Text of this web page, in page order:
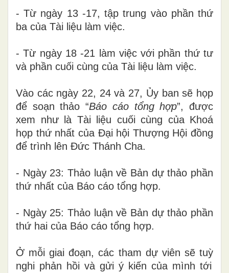
- Từ ngày 13 -17, tập trung vào phần thứ
ba của Tài liệu làm việc.
- Từ ngày 18 -21 làm việc với phần thứ tư
và phần cuối cùng của Tài liệu làm việc.
Vào các ngày 22, 24 và 27, Ủy ban sẽ họp
để soạn thảo “Báo cáo tổng hợp”, được
xem như là Tài liệu cuối cùng của Khoá
họp thứnhất của Đại hội Thượng Hội đồng
để trình lên Đức Thánh Cha.
- Ngày 23: Thảo luận về Bản dự thảo phần
thứ nhất của Báo cáo tổng hợp.
- Ngày 25: Thảo luận về Bản dự thảo phần
thứ hai của Báo cáo tổng hợp.
Ở mỗi giai đoạn, các tham dự viên sẽ tuỳ
nghi phản hồi và gửi ý kiến của mình tới